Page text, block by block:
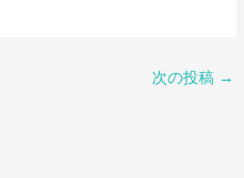
次の投稿 →